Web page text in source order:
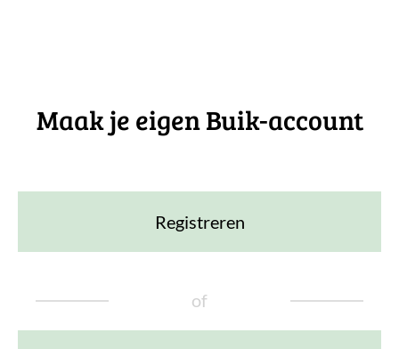
Maak je eigen Buik-account
Registreren
of